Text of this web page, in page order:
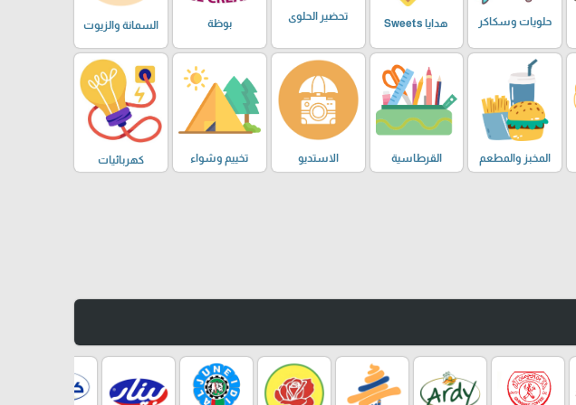
حلويات وسكاكر هدايا Sweets
تحضير الحلوى
بوظة السمانة والزيوت
المخبز والمطعم القرطاسية الاستديو تخييم وشواء كهربائيات